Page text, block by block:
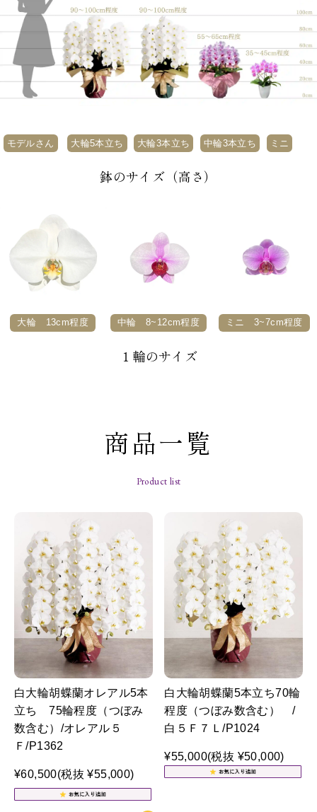
モデルさん 大輪5本立ち 大輪3本立ち 中輪3本立ち ミニ
鉢のサイズ（高さ）
大輪 13cm程度 中輪 8~12cm程度 ミニ 3~7cm程度
１輪のサイズ
商品一覧
Product list
白大輪胡蝶蘭オレアル5本
立ち 75輪程度（つぼみ
数含む）/オレアル５
Ｆ/P1362
¥60,500(税抜 ¥55,000)
白大輪胡蝶蘭5本立ち70輪
程度（つぼみ数含む） /
白５Ｆ７Ｌ/P1024
¥55,000(税抜 ¥50,000)